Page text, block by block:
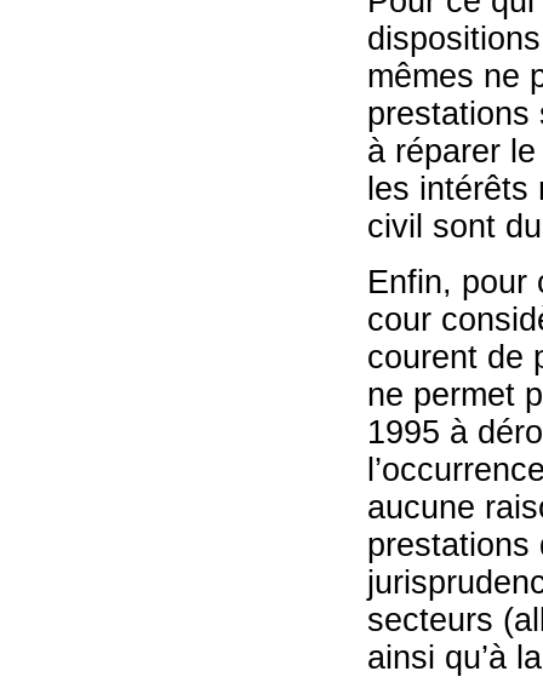
mêmes ne
prestations
à réparer
les intérêts
civil sont
Enfin, pour
cour
courent de
ne permet
1995 à
aucune
prestations
secteurs
ainsi qu’à